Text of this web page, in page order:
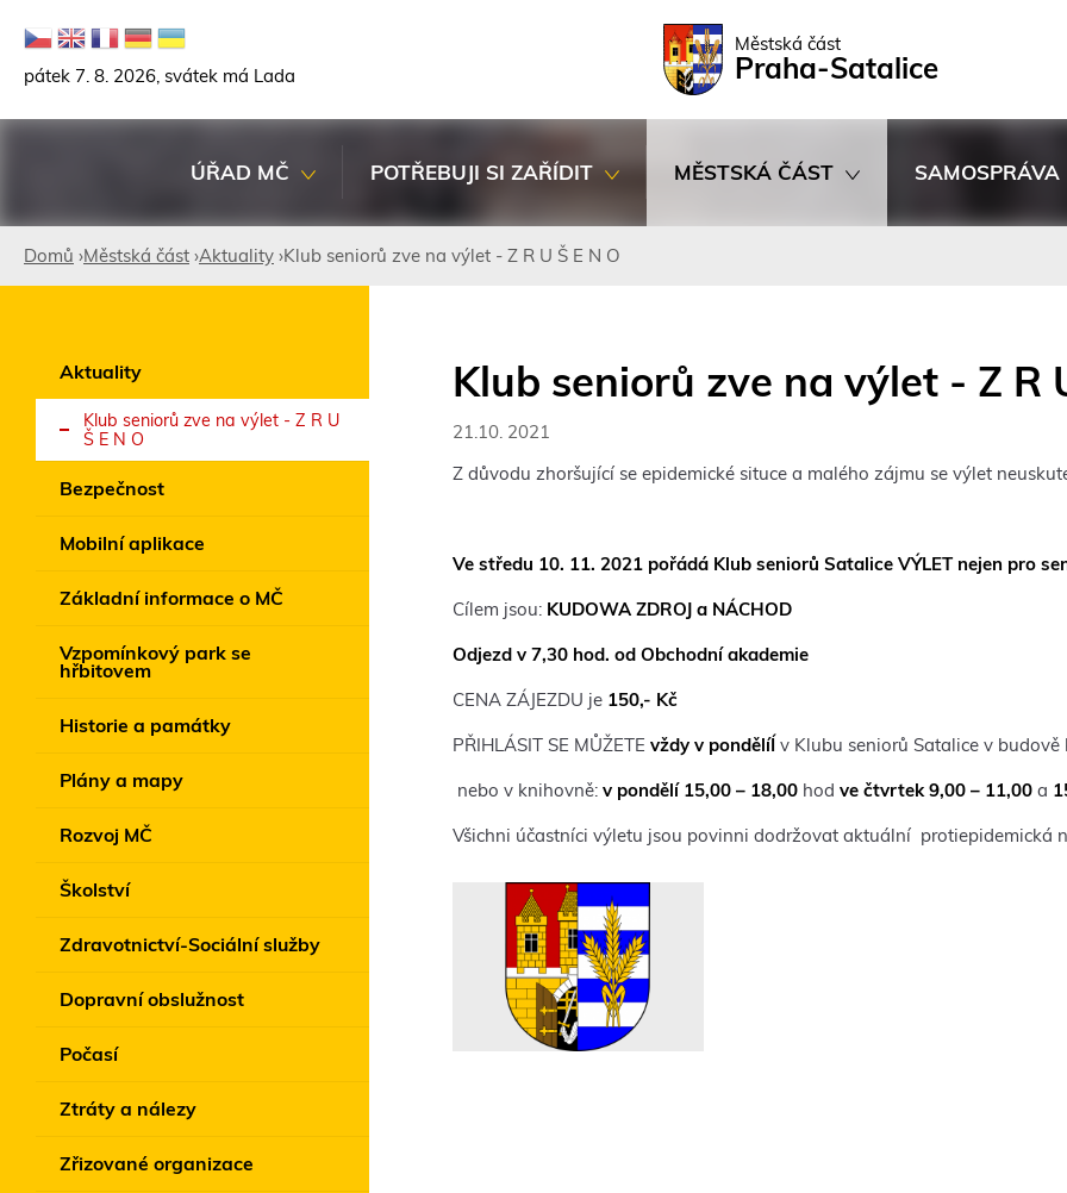
Rovnou na kontakt
pátek 7. 8. 2026, svátek má Lada
Městská část
Praha-Satalice
ÚŘAD MČ POTŘEBUJI SI ZAŘÍDIT MĚSTSKÁ ČÁST SAMOSPRÁVA
Domů ›Městská část ›Aktuality ›Klub seniorů zve na výlet - Z R U Š E N O
Aktuality
Klub seniorů zve na výlet - Z R U
Š E N O
Bezpečnost
Mobilní aplikace
Základní informace o MČ
Vzpomínkový park se
hřbitovem
Historie a památky
Plány a mapy
Rozvoj MČ
Školství
Zdravotnictví-Sociální služby
Dopravní obslužnost
Počasí
Ztráty a nálezy
Zřizované organizace
Klub seniorů zve na výlet - Z R
21.10. 2021
Z důvodu zhoršující se epidemické situce a malého zájmu se výlet
Ve středu 10. 11. 2021 pořádá Klub seniorů Satalice VÝLET nejen pro
Cílem jsou: KUDOWA ZDROJ a NÁCHOD
Odjezd v 7,30 hod. od Obchodní akademie
CENA ZÁJEZDU je 150,- Kč
PŘIHLÁSIT SE MŮŽETE vždy v pondělíÍ v Klubu seniorů Satalice v
nebo v knihovně: v pondělí 15,00 – 18,00 hod ve čtvrtek 9,00 – 11,00 a
Všichni účastníci výletu jsou povinni dodržovat aktuální protiepidemická